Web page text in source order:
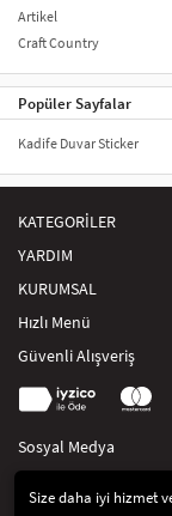
Artikel
Craft Country
Popüler Sayfalar
Kadife Duvar Sticker
KATEGORİLER
YARDIM
KURUMSAL
Hızlı Menü
Güvenli Alışveriş
Sosyal Medya
Size daha iyi hizmet